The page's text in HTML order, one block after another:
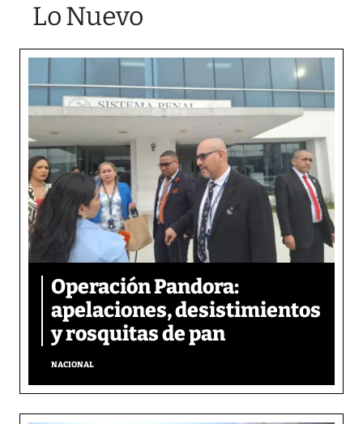
Lo Nuevo
Operación Pandora:
apelaciones, desistimientos
y rosquitas de pan
NACIONAL